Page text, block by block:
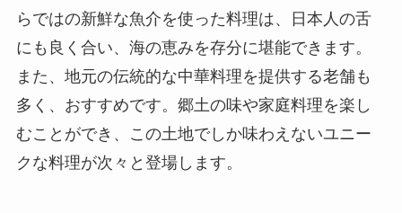
らではの新鮮な魚介を使った料理は、日本人の舌
にも良く合い、海の恵みを存分に堪能できます。
また、地元の伝統的な中華料理を提供する老舗も
多く、おすすめです。郷土の味や家庭料理を楽し
むことができ、この土地でしか味わえないユニー
クな料理が次々と登場します。